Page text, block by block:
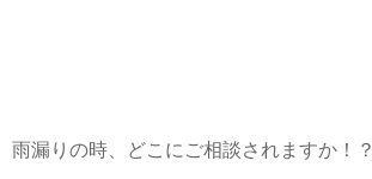
雨漏りの時、どこにご相談されますか！？